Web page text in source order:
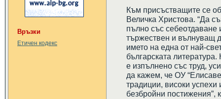
Връзки
Етичен кодекс
Към присъстващите се
Величка Христова. “Да
пълно със
тържествен и вълнуващ
името на една от най-
българската
е изпълнено със труд,
да кажем, че ОУ
традиции, високи
безбройни постижения”,